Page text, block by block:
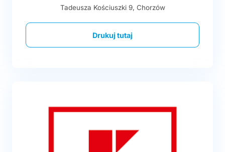
Tadeusza Kościuszki 9, Chorzów
Drukuj tutaj